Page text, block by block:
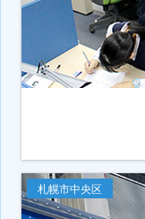
札幌市中央区